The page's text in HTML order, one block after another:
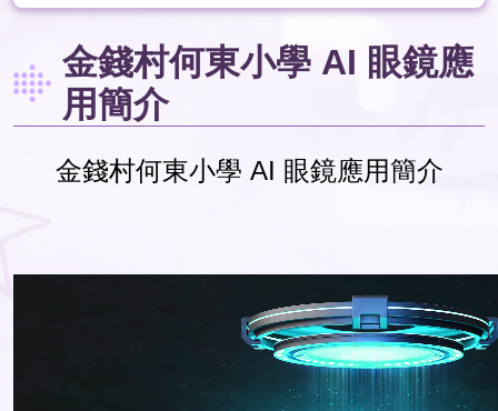
金錢村何東小學 AI 眼鏡應
用簡介
金錢村何東小學 AI 眼鏡應用簡介